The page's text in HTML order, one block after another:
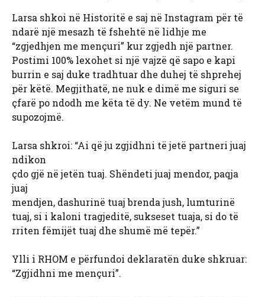
Larsa shkoi në Historitë e saj në Instagram për të
ndarë një mesazh të fshehtë në lidhje me
“zgjedhjen me mençuri” kur zgjedh një partner.
Postimi 100% lexohet si një vajzë që sapo e kapi
burrin e saj duke tradhtuar dhe duhej të shprehej
për këtë. Megjithatë, ne nuk e dimë me siguri se
çfarë po ndodh me këta të dy. Ne vetëm mund të
supozojmë.
Larsa shkroi: “Ai që ju zgjidhni të jetë partneri juaj
ndikon
çdo gjë në jetën tuaj. Shëndeti juaj mendor, paqja
juaj
mendjen, dashurinë tuaj brenda jush, lumturinë
tuaj, si i kaloni tragjeditë, sukseset tuaja, si do të
rriten fëmijët tuaj dhe shumë më tepër.”
Ylli i RHOM e përfundoi deklaratën duke shkruar:
“Zgjidhni me mençuri”.